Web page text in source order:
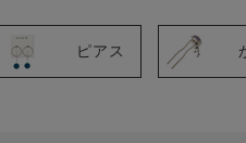
ピアス